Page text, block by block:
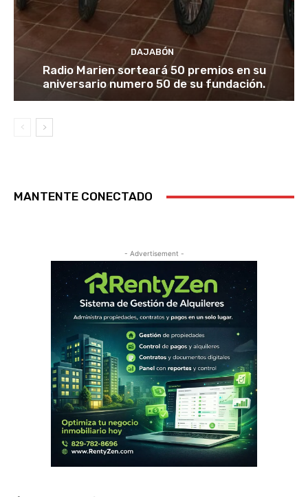
DAJABÓN
Radio Marien sorteará 50 premios en su
aniversario numero 50 de su fundación.
MANTENTE CONECTADO
- Advertisement -